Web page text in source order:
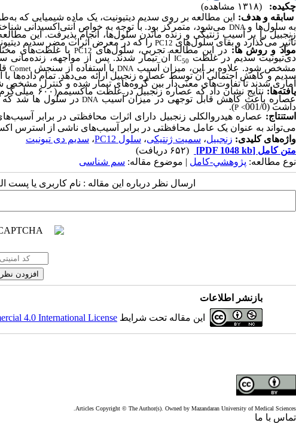
چکیده:
(۱۳۱۸ مشاهده)
سابقه و هدف:
این مطالعه بر روی سدیم دیتیونیت، یک ماده شیمیایی که
به سلول‌ها وDNA می‌شود، متمرکز بود. با توجه به خواص آنتی‌اکسیدانی
زنجبیل را بر آسیب ژنتیکی و زنده ماندن سلول‌ها، انجام پذیرفت. این
تأثیر می‌گذارد و بقای سلول‌های PC12 را که در معرض اثرات مضر سدیم
مواد و روشها: در این مطالعه تجربی، سلول‌هایPC12
دی‌تیونیت سدیم در غلظت IC50 آن تیمار شدند. پس از مواجهه،
مشخص شود. علاوه بر این، میزان آسیب DNAبا استفاده از سنجش Comet
سدیم و کاهش احتمالی آن توسط عصاره زنجبیل ارائه می‌دهد. تمام داده‌ها با
آماری شدند تا تفاوت‌های معنی‌دار بین گروه‌های تیمار شده و کنترل مشخص
یافتهها: نتایج نشان داد که عصاره زنجبیل در غلظت ماکسیمم(۶۰۰
عصاره باعث کاهش قابل توجهی در میزان آسیب DNAدر سلول ها شد که
داشت (001/0 <
P
)
.
استنتاج: عصاره هیدروالکلی زنجبیل دارای اثرات محافظتی در برابر
می‌تواند به عنوان یک عامل محافظتی در برابر آسیب‌های ناشی از استرس
واژه‌های کلیدی: زنجبیل، سمیت ژنتیکی، سلول PC12 ، سدیم دی تیونیت
متن کامل [PDF 1048 kb]
(۶۵۲ دریافت)
نوع مطالعه: پژوهشي-کامل | موضوع مقاله: سم شناسی
ارسال نظر درباره این مقاله : نام کاربری یا پست
بازنشر اطلاعات
این مقاله تحت شرایط 4.0 International License
Articles Copyright © The Author(s). Owned by Mazandaran University of Medical Sciences.
تماس با ما